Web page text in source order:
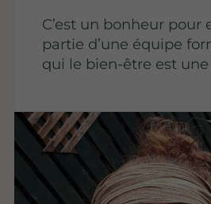
C’est un bonheur pour
partie d’une équipe
qui le bien-être est une